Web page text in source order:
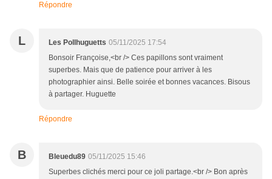
Répondre
L Les Pollhuguetts 05/11/2025 17:54
Bonsoir Françoise,<br /> Ces papillons sont vraiment
superbes. Mais que de patience pour arriver à les
photographier ainsi. Belle soirée et bonnes vacances. Bisous
à partager. Huguette
Répondre
B Bleuedu89 05/11/2025 15:46
Superbes clichés merci pour ce joli partage.<br /> Bon après